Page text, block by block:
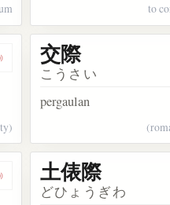
to
kosakata 実際
交際
こうさい
pergaulan
kosakata 窓際
土俵際
どひょうぎわ